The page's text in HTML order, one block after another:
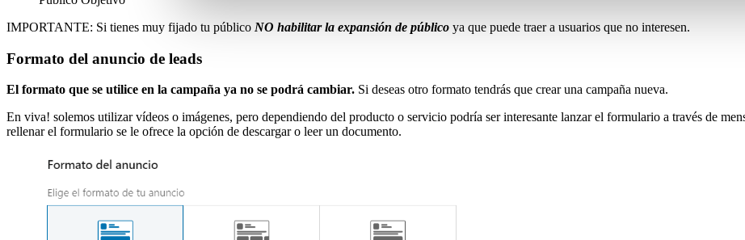
IMPORTANTE: Si tienes muy fijado tu público NO habilitar la expansión de público ya que puede traer a usuarios que no interesen.
Formato del anuncio de leads
El formato que se utilice en la campaña ya no se podrá cambiar. Si deseas otro formato tendrás que crear una campaña nueva.
En viva! solemos utilizar vídeos o imágenes, pero dependiendo del producto o servicio podría ser interesante lanzar el formulario a través de
rellenar el formulario se le ofrece la opción de descargar o leer un documento.